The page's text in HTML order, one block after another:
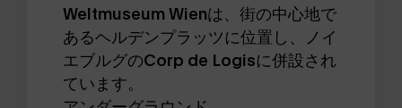
Weltmuseum Wienは、街の中心地で
あるヘルデンプラッツに位置し、ノイ
エブルグのCorp de Logisに併設され
ています。